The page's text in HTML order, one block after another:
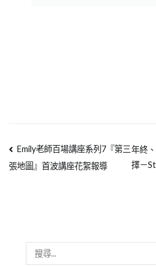
Emily老師百場講座系列7『第三
張地圖』首波講座花絮報導
年終
擇－